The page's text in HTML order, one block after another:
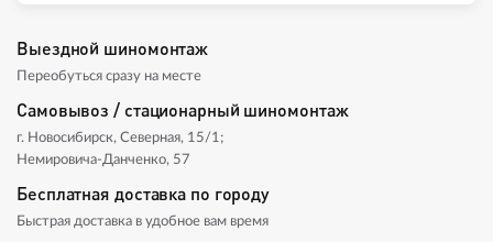
Выездной шиномонтаж
Переобуться сразу на месте
Самовывоз / стационарный шиномонтаж
г. Новосибирск, Северная, 15/1;
Немировича-Данченко, 57
Бесплатная доставка по городу
Быстрая доставка в удобное вам время